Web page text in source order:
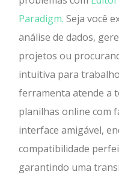
Paradigm. Seja você
análise de dados,
projetos ou
intuitiva para
ferramenta atende a
planilhas online com
interface amigável,
compatibilidade
garantindo uma